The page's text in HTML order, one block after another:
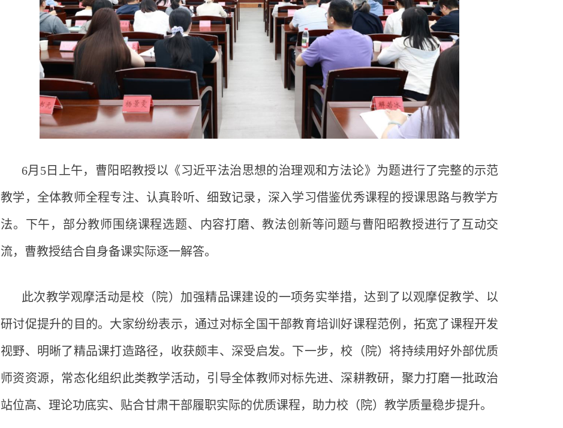
6月5日 上午，曹阳昭教授以《习近平法治思想的治理观和方法论》为题进行了完整的示范
教学，全体教师全程专注、认真聆听、细致记录，深入学习借鉴优秀课程的授课思路与教学方
法。下午，部分教师围绕课程选题、内容打磨、教法创新等问题与曹阳昭教授进行了互动交
流，曹教授结合自身备课实际逐一解答。
此次教学观摩活动是校（院）加强精品课建设的一项务实举措，达到了以观摩促教学、以
研讨促提升的目的。大家纷纷表示，通过对标全国干部教育培训好课程范例，拓宽了课程开发
视野、明晰了精品课打造路径，收获颇丰、深受启发。下一步，校（院）将持续用好外部优质
师资资源，常态化组织此类教学活动，引导全体教师对标先进、深耕教研，聚力打磨一批政治
站位高、理论功底实、贴合甘肃干部履职实际的优质课程，助力校（院）教学质量稳步提升。